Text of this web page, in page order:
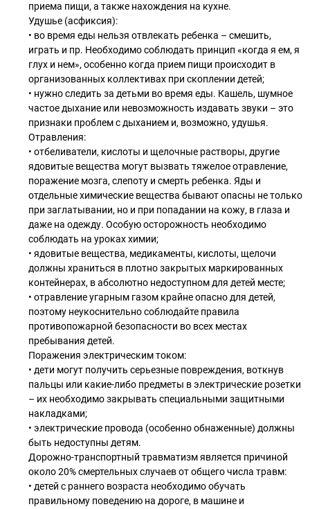
приема пищи, а также нахождения на кухне.
Удушье (асфиксия):
• во время еды нельзя отвлекать ребенка – смешить,
играть и пр. Необходимо соблюдать принцип «когда я ем, я
глух и нем», особенно когда прием пищи происходит в
организованных коллективах при скоплении детей;
• нужно следить за детьми во время еды. Кашель, шумное
частое дыхание или невозможность издавать звуки – это
признаки проблем с дыханием и, возможно, удушья.
Отравления:
• отбеливатели, кислоты и щелочные растворы, другие
ядовитые вещества могут вызвать тяжелое отравление,
поражение мозга, слепоту и смерть ребенка. Яды и
отдельные химические вещества бывают опасны не только
при заглатывании, но и при попадании на кожу, в глаза и
даже на одежду. Особую осторожность необходимо
соблюдать на уроках химии;
• ядовитые вещества, медикаменты, кислоты, щелочи
должны храниться в плотно закрытых маркированных
контейнерах, в абсолютно недоступном для детей месте;
• отравление угарным газом крайне опасно для детей,
поэтому неукоснительно соблюдайте правила
противопожарной безопасности во всех местах
пребывания детей.
Поражения электрическим током:
• дети могут получить серьезные повреждения, воткнув
пальцы или какие-либо предметы в электрические розетки
– их необходимо закрывать специальными защитными
накладками;
• электрические провода (особенно обнаженные) должны
быть недоступны детям.
Дорожно-транспортный травматизм является причиной
около 20% смертельных случаев от общего числа травм:
• детей с раннего возраста необходимо обучать
правильному поведению на дороге, в машине и